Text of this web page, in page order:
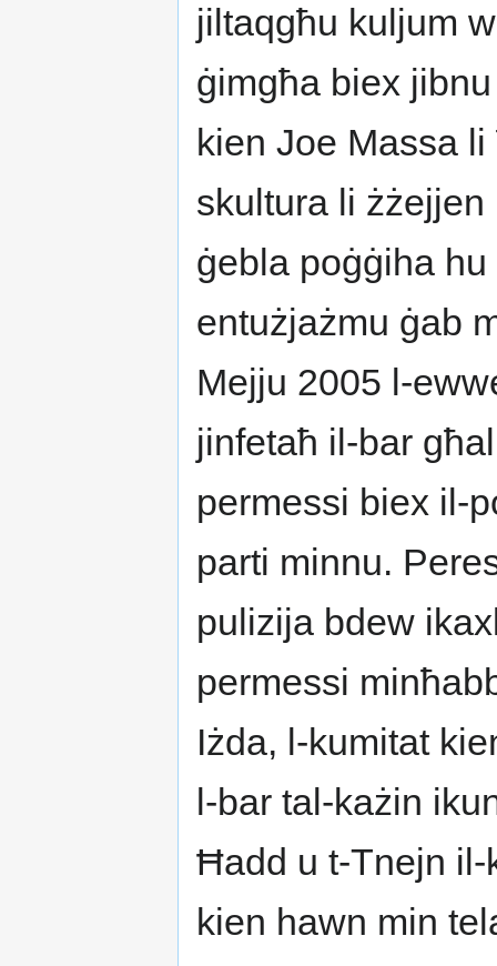
jiltaqgħu kuljum
ġimgħa biex
kien Joe Massa li
skultura li
ġebla poġġiha hu
entużjażmu ġab
Mejju 2005 l-
jinfetaħ il-bar
permessi biex il-
parti minnu.
pulizija bdew
permessi
Iżda, l-kumitat
l-bar tal-każin
Ħadd u t-Tnejn il-
kien hawn min